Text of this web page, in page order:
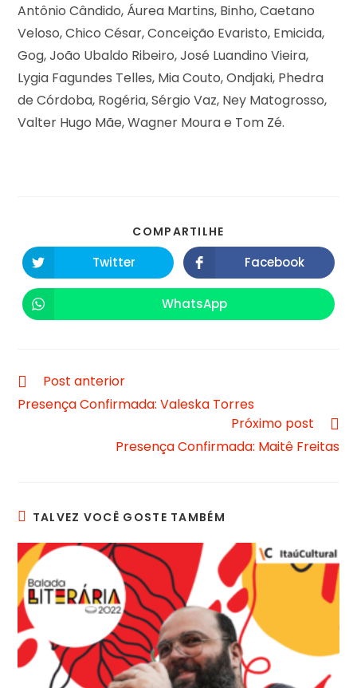
Antônio Cândido, Áurea Martins, Binho, Caetano
Veloso, Chico César, Conceição Evaristo, Emicida,
Gog, João Ubaldo Ribeiro, José Luandino Vieira,
Lygia Fagundes Telles, Mia Couto, Ondjaki, Phedra
de Córdoba, Rogéria, Sérgio Vaz, Ney Matogrosso,
Valter Hugo Mãe, Wagner Moura e Tom Zé.
COMPARTILHE
Twitter Facebook
WhatsApp
Post anterior
Presença Confirmada: Valeska Torres
Próximo post
Presença Confirmada: Maitê Freitas
TALVEZ VOCÊ GOSTE TAMBÉM